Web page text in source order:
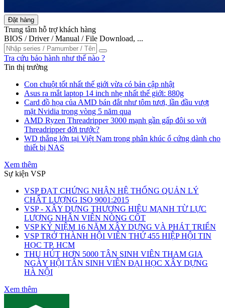
Đặt hàng
Trung tâm hỗ trợ khách hàng
BIOS / Driver / Manual / File Download, ...
Tra cứu bảo hành như thế nào ?
Tin thị trường
Con chuột tốt nhất thế giới vừa có bản cập nhật
Asus ra mắt laptop 14 inch nhẹ nhất thế giới: 880g
Card đồ họa của AMD bán đắt như tôm tươi, lần đầu vượt
mặt Nvidia trong vòng 5 năm qua
AMD Ryzen Threadripper 3000 mạnh gần gấp đôi so với
Threadripper đời trước?
WD thắng lớn tại Việt Nam trong phân khúc ổ cứng dành cho
thiết bị NAS
Xem thêm
Sự kiện VSP
VSP ĐẠT CHỨNG NHẬN HỆ THỐNG QUẢN LÝ
CHẤT LƯỢNG ISO 9001:2015
VSP - XÂY DỰNG THƯƠNG HIỆU MẠNH TỪ LỰC
LƯỢNG NHÂN VIÊN NÒNG CỐT
VSP KỶ NIỆM 16 NĂM XÂY DỰNG VÀ PHÁT TRIỂN
VSP TRỞ THÀNH HỘI VIÊN THỨ 455 HIỆP HỘI TIN
HỌC TP. HCM
THU HÚT HƠN 5000 TÂN SINH VIÊN THAM GIA
NGÀY HỘI TÂN SINH VIÊN ĐẠI HỌC XÂY DỰNG
HÀ NỘI
Xem thêm